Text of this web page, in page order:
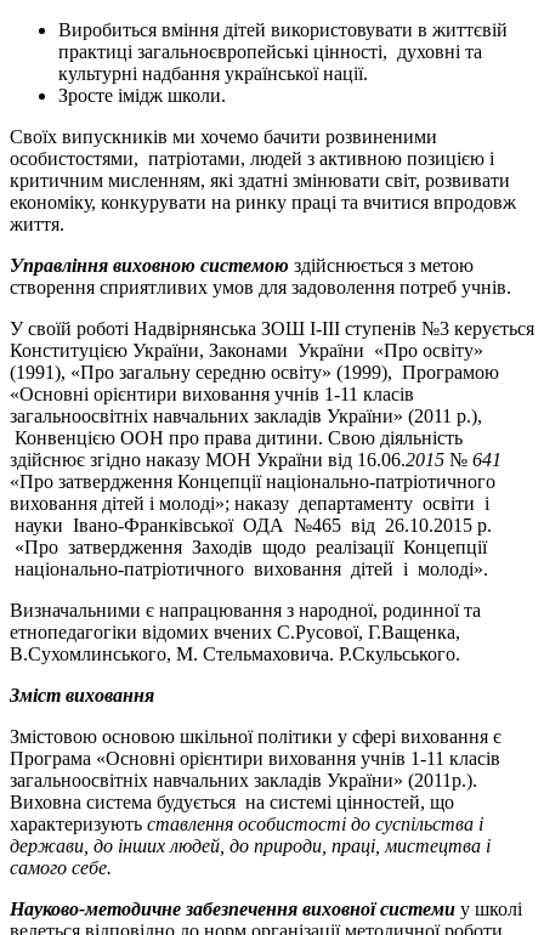
Виробиться вміння дітей використовувати в життєвій
практиці загальноєвропейські цінності, духовні та
культурні надбання української нації.
Зросте імідж школи.
Своїх випускників ми хочемо бачити розвиненими
особистостями, патріотами, людей з активною позицією і
критичним мисленням, які здатні змінювати світ, розвивати
економіку, конкурувати на ринку праці та вчитися впродовж
життя.
Управління виховною системою здійснюється з метою
створення сприятливих умов для задоволення потреб учнів.
У своїй роботі Надвірнянська ЗОШ І-ІІІ ступенів №3 керується
Конституцією України, Законами України «Про освіту»
(1991), «Про загальну середню освіту» (1999), Програмою
«Основні орієнтири виховання учнів 1-11 класів
загальноосвітніх навчальних закладів України» (2011 р.),
Конвенцією ООН про права дитини. Свою діяльність
здійснює згідно наказу МОН України від 16.06.2015 № 641
«Про затвердження Концепції національно-патріотичного
виховання дітей і молоді»; наказу департаменту освіти і
науки Івано-Франківської ОДА №465 від 26.10.2015 р.
«Про затвердження Заходів щодо реалізації Концепції
національно-патріотичного виховання дітей і молоді».
Визначальними є напрацювання з народної, родинної та
етнопедагогіки відомих вчених С.Русової, Г.Ващенка,
В.Сухомлинського, М. Стельмаховича. Р.Скульського.
Зміст виховання
Змістовою основою шкільної політики у сфері виховання є
Програма «Основні орієнтири виховання учнів 1-11 класів
загальноосвітніх навчальних закладів України» (2011р.).
Виховна система будується на системі цінностей, що
характеризують ставлення особистості до суспільства і
держави, до інших людей, до природи, праці, мистецтва і
самого себе.
Науково-методичне забезпечення виховної системи у школі
ведеться відповідно до норм організації методичної роботи.